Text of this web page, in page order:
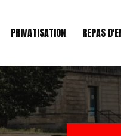
PRIVATISATION REPAS